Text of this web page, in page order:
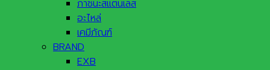
ภาชนะสแตนเลส
อะไหล่
เคมีภัณฑ์
BRAND
EXB